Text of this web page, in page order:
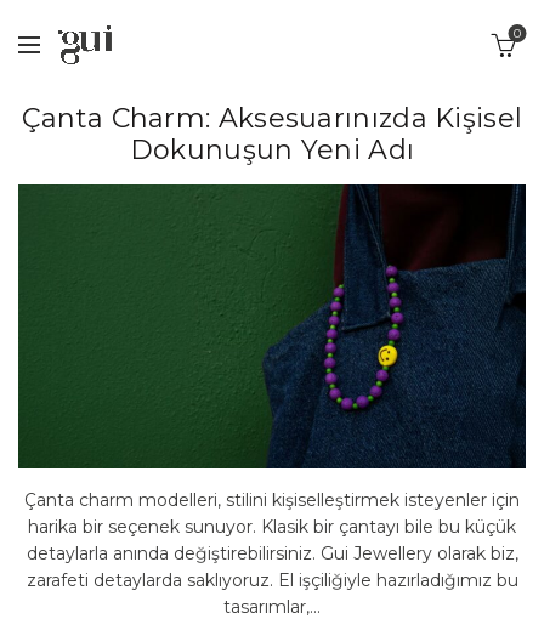
0
Çanta Charm: Aksesuarınızda Kişisel
Dokunuşun Yeni Adı
Çanta charm modelleri, stilini kişiselleştirmek isteyenler için
harika bir seçenek sunuyor. Klasik bir çantayı bile bu küçük
detaylarla anında değiştirebilirsiniz. Gui Jewellery olarak biz,
zarafeti detaylarda saklıyoruz. El işçiliğiyle hazırladığımız bu
tasarımlar,...